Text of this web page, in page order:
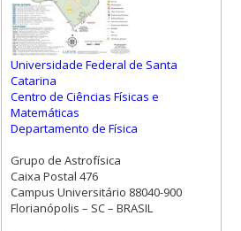
Universidade Federal de Santa
Catarina
Centro de Ciências Físicas e
Matemáticas
Departamento de Física
Grupo de Astrofísica
Caixa Postal 476
Campus Universitário 88040-900
Florianópolis – SC – BRASIL